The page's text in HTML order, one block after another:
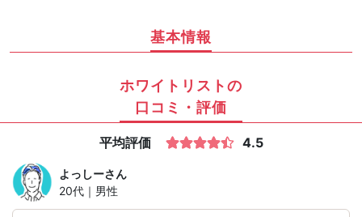
基本情報
ホワイトリストの
口コミ・評価
平均評価 4.5
よっしーさん
20代｜男性